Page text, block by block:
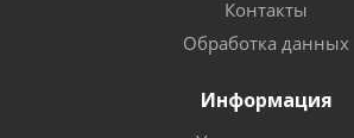
Контакты
Обработка данных
Информация